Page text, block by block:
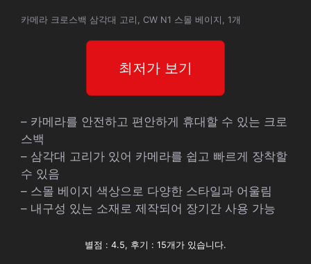
카메라 크로스백 삼각대 고리, CW N1 스몰 베이지, 1개
최저가 보기
– 카메라를 안전하고 편안하게 휴대할 수 있는 크로
스백
– 삼각대 고리가 있어 카메라를 쉽고 빠르게 장착할
수 있음
– 스몰 베이지 색상으로 다양한 스타일과 어울림
– 내구성 있는 소재로 제작되어 장기간 사용 가능
별점 : 4.5, 후기 : 15개가 있습니다.